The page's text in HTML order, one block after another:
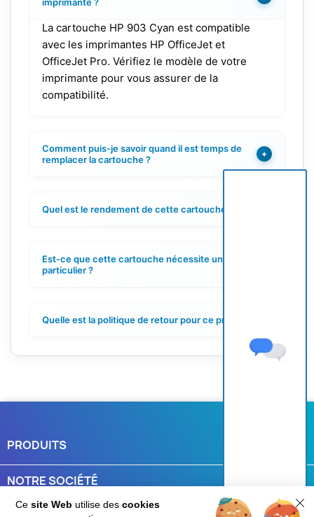
Cesite Web utilise descookies
La cartouche HP 903 Cyan est compatible
avec les imprimantes HP OfficeJet et
OfficeJet Pro. Vérifiez le modèle de votre
imprimante pour vous assurer de la
compatibilité.
Comment puis-je savoir quand il est temps de
remplacer la cartouche ?
+
Quel est le rendement de cette cartouche ?
Est-ce que cette cartouche nécessite un entretien
particulier ?
Quelle est la politique de retour pour ce produit ?
PRODUITS
NOTRE SOCIÉTÉ